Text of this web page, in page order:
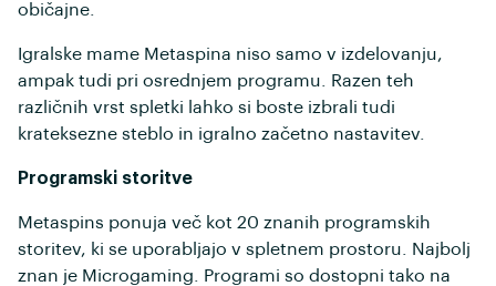
običajne.
Igralske mame Metaspina niso samo v izdelovanju,
ampak tudi pri osrednjem programu. Razen teh
različnih vrst spletki lahko si boste izbrali tudi
krateksezne steblo in igralno začetno nastavitev.
Programski storitve
Metaspins ponuja več kot 20 znanih programskih
storitev, ki se uporabljajo v spletnem prostoru. Najbolj
znan je Microgaming. Programi so dostopni tako na